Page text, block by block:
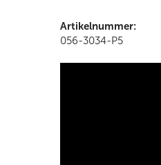
Artikelnummer:
056-3034-P5